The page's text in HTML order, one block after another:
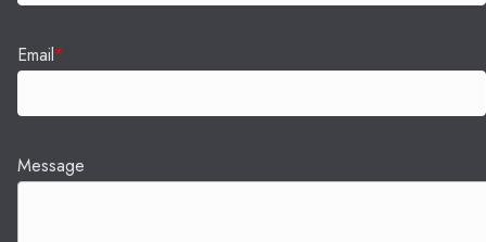
Email*
Message